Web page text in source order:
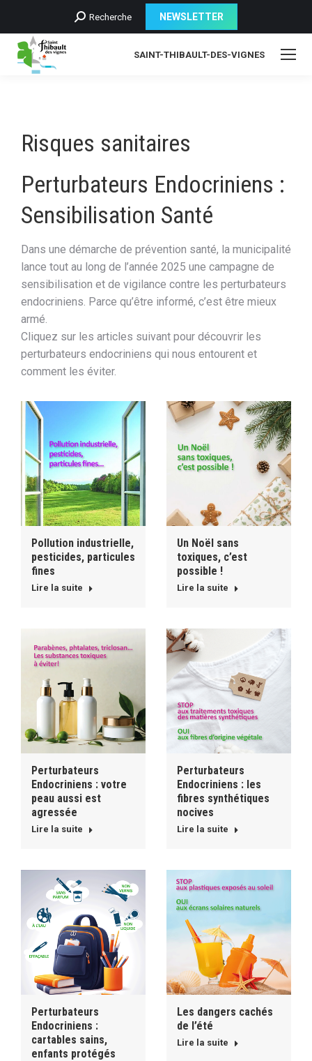
Recherche
Recherche NEWSLETTER
SAINT-THIBAULT-DES-VIGNES
Risques sanitaires
Perturbateurs Endocriniens :
Sensibilisation Santé
Dans une démarche de prévention santé, la municipalité
lance tout au long de l’année 2025 une campagne de
sensibilisation et de vigilance contre les perturbateurs
endocriniens. Parce qu’être informé, c’est être mieux
armé.
Cliquez sur les articles suivant pour découvrir les
perturbateurs endocriniens qui nous entourent et
comment les éviter.
Pollution industrielle,
pesticides, particules
fines
Lire la suite
Un Noël sans
toxiques, c’est
possible !
Lire la suite
Perturbateurs
Endocriniens : votre
peau aussi est
agressée
Lire la suite
Perturbateurs
Endocriniens : les
fibres synthétiques
nocives
Lire la suite
Perturbateurs
Endocriniens :
cartables sains,
enfants protégés
Les dangers cachés
de l’été
Lire la suite